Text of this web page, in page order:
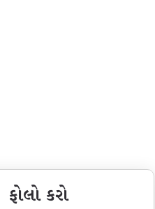
ફોલો કરો